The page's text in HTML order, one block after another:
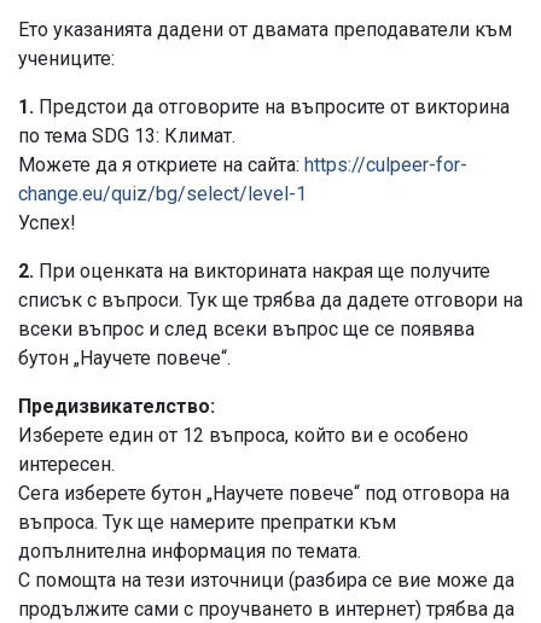
Ето указанията дадени от двамата преподаватели към
учениците:
1. Предстои да отговорите на въпросите от викторина
по тема SDG 13: Климат.
Можете да я откриете на сайта: https://culpeer-for-
change.eu/quiz/bg/select/level-1
Успех!
2. При оценката на викторината накрая ще получите
списък с въпроси. Тук ще трябва да дадете отговори на
всеки въпрос и след всеки въпрос ще се появява
бутон „Научете повече“.
Предизвикателство:
Изберете един от 12 въпроса, който ви е особено
интересен.
Сега изберете бутон „Научете повече“ под отговора на
въпроса. Тук ще намерите препратки към
допълнителна информация по темата.
С помощта на тези източници (разбира се вие може да
продължите сами с проучването в интернет) трябва да